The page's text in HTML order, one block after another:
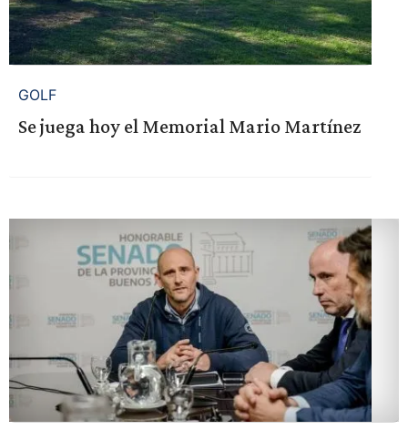
GOLF
Se juega hoy el Memorial Mario Martínez